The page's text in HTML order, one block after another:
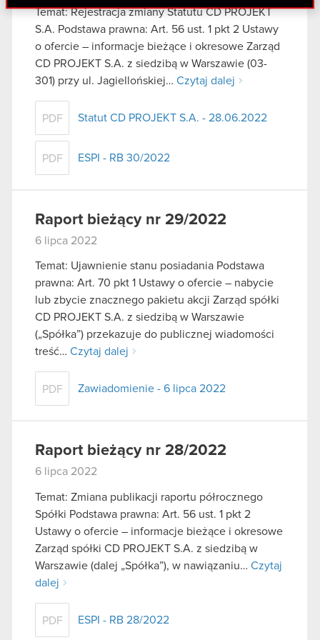
danymi otrzymanymi od Ciebie lub uzyskanymi
podczas korzystania z ich usług. Kontynuując
korzystanie z naszej witryny, zgadasz się na
używanie plików cookie.
Temat: Rejestracja zmiany Statutu CD PROJEKT
S.A. Podstawa prawna: Art. 56 ust. 1 pkt 2 Ustawy
o ofercie – informacje bieżące i okresowe Zarząd
CD PROJEKT S.A. z siedzibą w Warszawie (03-
301) przy ul. Jagiellońskiej… Czytaj dalej
PDF Statut CD PROJEKT S.A. - 28.06.2022
PDF ESPI - RB 30/2022
Raport bieżący nr 29/2022
6 lipca 2022
Temat: Ujawnienie stanu posiadania Podstawa
prawna: Art. 70 pkt 1 Ustawy o ofercie – nabycie
lub zbycie znacznego pakietu akcji Zarząd spółki
CD PROJEKT S.A. z siedzibą w Warszawie
(„Spółka”) przekazuje do publicznej wiadomości
treść… Czytaj dalej
PDF Zawiadomienie - 6 lipca 2022
Raport bieżący nr 28/2022
6 lipca 2022
Temat: Zmiana publikacji raportu półrocznego
Spółki Podstawa prawna: Art. 56 ust. 1 pkt 2
Ustawy o ofercie – informacje bieżące i okresowe
Zarząd spółki CD PROJEKT S.A. z siedzibą w
Warszawie (dalej „Spółka”), w nawiązaniu… Czytaj
dalej
PDF ESPI - RB 28/2022